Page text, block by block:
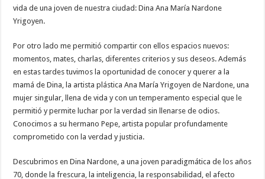
vida de una joven de nuestra ciudad: Dina Ana María Nardone
Yrigoyen.
Por otro lado me permitió compartir con ellos espacios nuevos:
momentos, mates, charlas, diferentes criterios y sus deseos. Además
en estas tardes tuvimos la oportunidad de conocer y querer a la
mamá de Dina, la artista plástica Ana María Yrigoyen de Nardone, una
mujer singular, llena de vida y con un temperamento especial que le
permitió y permite luchar por la verdad sin llenarse de odios.
Conocimos a su hermano Pepe, artista popular profundamente
comprometido con la verdad y justicia.
Descubrimos en Dina Nardone, a una joven paradigmática de los años
70, donde la frescura, la inteligencia, la responsabilidad, el afecto